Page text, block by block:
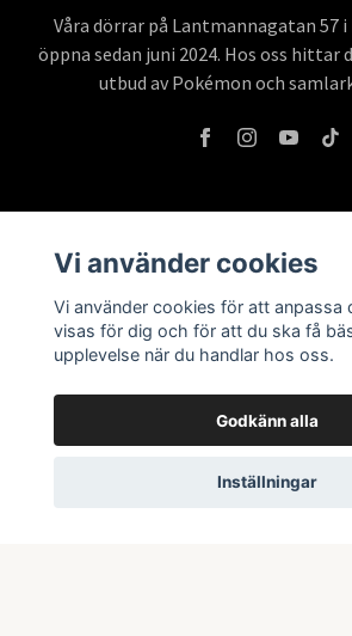
Våra dörrar på Lantmannagatan 57
öppna sedan juni 2024. Hos oss hittar
utbud av Pokémon och
Kontakta oss
Köpvillkor
Prenumerera på vårt
Vi använder cookies
Vi använder cookies för att anpassa
visas för dig och för att du ska få
upplevelse när du handlar hos oss.
Godkänn alla
Inställningar